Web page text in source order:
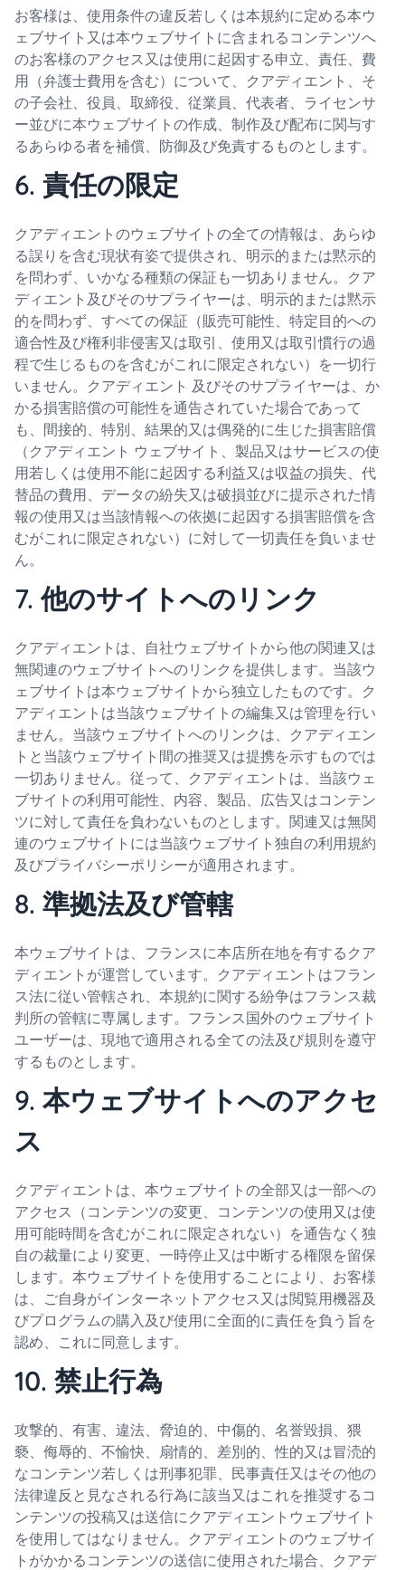
お客様は、使用条件の違反若しくは本規約に定める本ウ
ェブサイト又は本ウェブサイトに含まれるコンテンツへ
のお客様のアクセス又は使用に起因する申立、責任、費
用（弁護士費用を含む）について、クアディエント、そ
の子会社、役員、取締役、従業員、代表者、ライセンサ
ー並びに本ウェブサイトの作成、制作及び配布に関与す
るあらゆる者を補償、防御及び免責するものとします。
6. 責任の限定
クアディエントのウェブサイトの全ての情報は、あらゆ
る誤りを含む現状有姿で提供され、明示的または黙示的
を問わず、いかなる種類の保証も一切ありません。クア
ディエント及びそのサプライヤーは、明示的または黙示
的を問わず、すべての保証（販売可能性、特定目的への
適合性及び権利非侵害又は取引、使用又は取引慣行の過
程で生じるものを含むがこれに限定されない）を一切行
いません。クアディエント 及びそのサプライヤーは、か
かる損害賠償の可能性を通告されていた場合であって
も、間接的、特別、結果的又は偶発的に生じた損害賠償
（クアディエント ウェブサイト、製品又はサービスの使
用若しくは使用不能に起因する利益又は収益の損失、代
替品の費用、データの紛失又は破損並びに提示された情
報の使用又は当該情報への依拠に起因する損害賠償を含
むがこれに限定されない）に対して一切責任を負いませ
ん。
7. 他のサイトへのリンク
クアディエントは、自社ウェブサイトから他の関連又は
無関連のウェブサイトへのリンクを提供します。当該ウ
ェブサイトは本ウェブサイトから独立したものです。ク
アディエントは当該ウェブサイトの編集又は管理を行い
ません。当該ウェブサイトへのリンクは、クアディエン
トと当該ウェブサイト間の推奨又は提携を示すものでは
一切ありません。従って、クアディエントは、当該ウェ
ブサイトの利用可能性、内容、製品、広告又はコンテン
ツに対して責任を負わないものとします。関連又は無関
連のウェブサイトには当該ウェブサイト独自の利用規約
及びプライバシーポリシーが適用されます。
8. 準拠法及び管轄
本ウェブサイトは、フランスに本店所在地を有するクア
ディエントが運営しています。クアディエントはフラン
ス法に従い管轄され、本規約に関する紛争はフランス裁
判所の管轄に専属します。フランス国外のウェブサイト
ユーザーは、現地で適用される全ての法及び規則を遵守
するものとします。
9. 本ウェブサイトへのアクセ
ス
クアディエントは、本ウェブサイトの全部又は一部への
アクセス（コンテンツの変更、コンテンツの使用又は使
用可能時間を含むがこれに限定されない）を通告なく独
自の裁量により変更、一時停止又は中断する権限を留保
します。本ウェブサイトを使用することにより、お客様
は、ご自身がインターネットアクセス又は閲覧用機器及
びプログラムの購入及び使用に全面的に責任を負う旨を
認め、これに同意します。
10. 禁止行為
攻撃的、有害、違法、脅迫的、中傷的、名誉毀損、猥
褻、侮辱的、不愉快、扇情的、差別的、性的又は冒涜的
なコンテンツ若しくは刑事犯罪、民事責任又はその他の
法律違反と見なされる行為に該当又はこれを推奨するコ
ンテンツの投稿又は送信にクアディエントウェブサイト
を使用してはなりません。クアディエントのウェブサイ
トがかかるコンテンツの送信に使用された場合、クアデ